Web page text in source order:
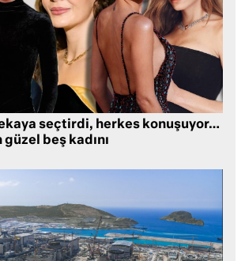
seçtirdi, herkes konuşuyor…
güzel beş kadını